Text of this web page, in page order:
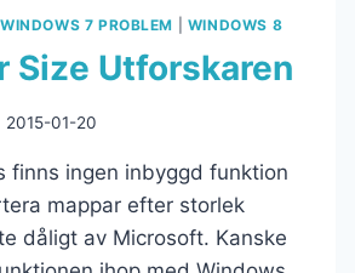
WINDOWS 7 PROBLEM WINDOWS 8
Size Utforskaren
2015-01-20
finns ingen inbyggd funktion
mappar efter storlek
dåligt av Microsoft. Kanske